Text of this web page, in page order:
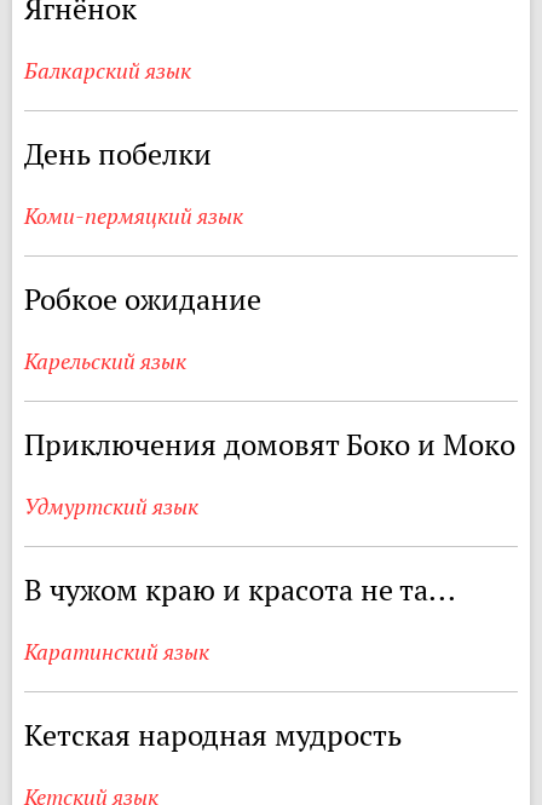
Ягнёнок
Балкарский язык
День побелки
Коми-пермяцкий язык
Робкое ожидание
Карельский язык
Приключения домовят Боко и Моко
Удмуртский язык
В чужом краю и красота не та...
Каратинский язык
Кетская народная мудрость
Кетский язык